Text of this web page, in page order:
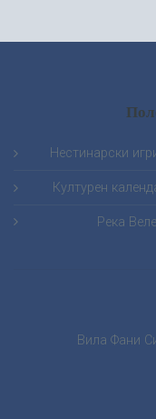
Нестинарски
Културен
Река
Вила Фани